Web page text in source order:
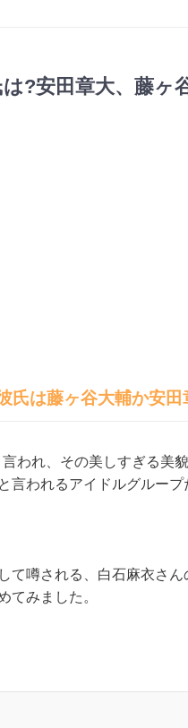
?安田章大、藤ヶ
氏は藤ヶ谷大輔か安
われ、その美しすぎる美
言われるアイドルグルー
て噂される、白石麻衣さ
てみました。